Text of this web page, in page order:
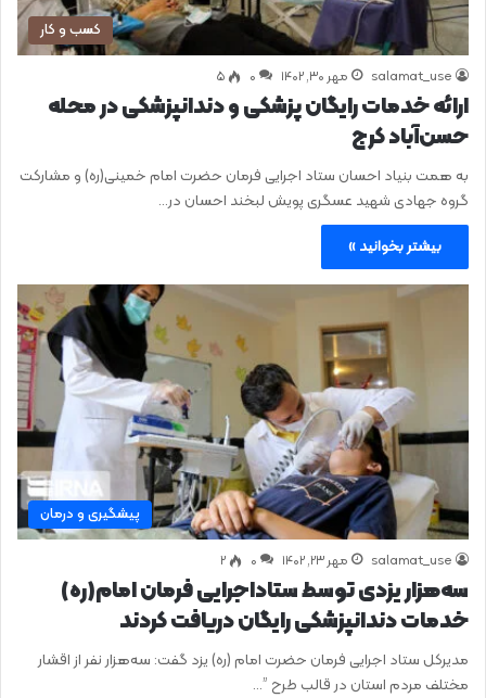
کسب و کار
salamat_use مهر ۳۰, ۱۴۰۲ 0 ۵
ارائه خدمات رایگان پزشکی و دندانپزشکی در محله
حسن‌آباد کرج
به همت بنیاد احسان ستاد اجرایی فرمان حضرت امام خمینی(ره) و مشارکت
گروه جهادی شهید عسگری پویش لبخند احسان در…
بیشتر بخوانید »
پیشگیری و درمان
salamat_use مهر ۲۳, ۱۴۰۲ 0 ۲
سه‌هزار یزدی توسط ستاداجرایی فرمان امام(ره)
خدمات دندانپزشکی رایگان دریافت کردند
مدیرکل ستاد اجرایی فرمان حضرت امام (ره) یزد گفت: سه‌هزار نفر از اقشار
مختلف مردم استان در قالب طرح ”…